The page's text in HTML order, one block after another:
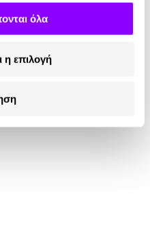
όλα
η επιλογή